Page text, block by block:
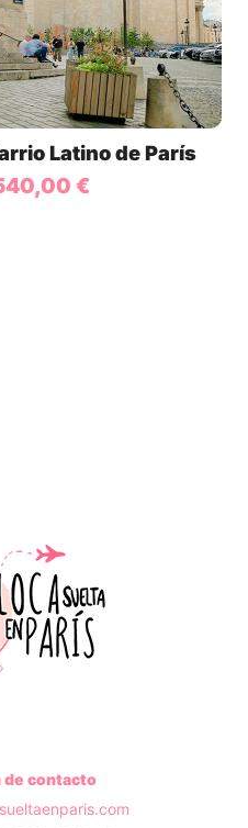
Latino de París
€
de contacto